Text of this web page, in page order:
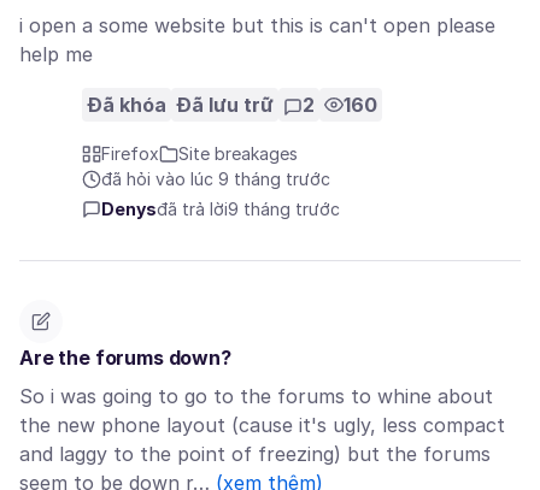
i open a some website but this is can't open please
help me
Đã khóa Đã lưu trữ 2 160
Firefox
Site breakages
đã hỏi vào lúc 9 tháng trước
Denysđã trả lời9 tháng trước
Are the forums down?
So i was going to go to the forums to whine about
the new phone layout (cause it's ugly, less compact
and laggy to the point of freezing) but the forums
seem to be down r… (xem thêm)